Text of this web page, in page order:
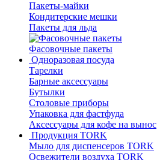
Пакеты-майки
Кондитерские мешки
Пакеты для льда
Фасовочные пакеты
Одноразовая посуда
Тарелки
Барные аксессуары
Бутылки
Столовые приборы
Упаковка для фастфуда
Аксессуары для кофе на вынос
Продукция TORK
Мыло для диспенсеров TORK
Освежители воздуха TORK